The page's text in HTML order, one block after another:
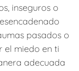
inseguros o
pasados o
el miedo en ti
adecuada